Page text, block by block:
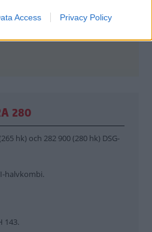
Access Privacy Policy
280
hk) och 282 900 (280 hk) DSG-
halvkombi.
143.